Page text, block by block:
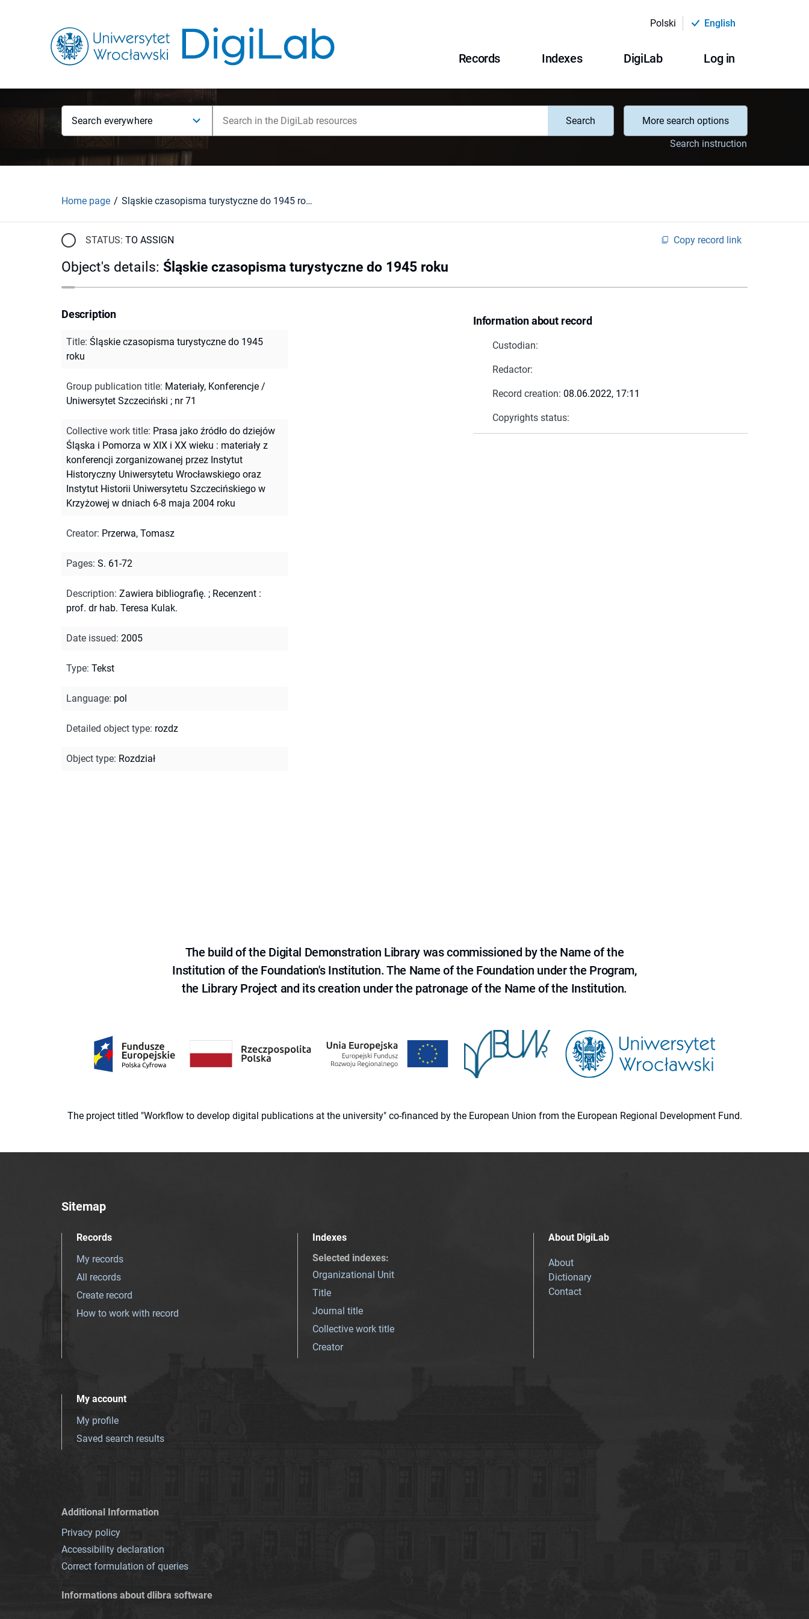
Polski English
Records Indexes DigiLab Log in
Search everywhere Search
More search options
Search instruction
Home page Śląskie czasopisma turystyczne do 1945 roku
STATUS: TO ASSIGN Copy record link
Object's details: Śląskie czasopisma turystyczne do 1945 roku
Information about record
Custodian:
Redactor:
Record creation: 08.06.2022, 17:11
Copyrights status:
Description
Title: Śląskie czasopisma turystyczne do 1945
roku
Group publication title: Materiały, Konferencje /
Uniwersytet Szczeciński ; nr 71
Collective work title: Prasa jako źródło do dziejów
Śląska i Pomorza w XIX i XX wieku : materiały z
konferencji zorganizowanej przez Instytut
Historyczny Uniwersytetu Wrocławskiego oraz
Instytut Historii Uniwersytetu Szczecińskiego w
Krzyżowej w dniach 6-8 maja 2004 roku
Creator: Przerwa, Tomasz
Pages: S. 61-72
Description: Zawiera bibliografię. ; Recenzent :
prof. dr hab. Teresa Kulak.
Date issued: 2005
Type: Tekst
Language: pol
Detailed object type: rozdz
Object type: Rozdział
The build of the Digital Demonstration Library was commissioned by the Name of the
Institution of the Foundation's Institution. The Name of the Foundation under the Program,
the Library Project and its creation under the patronage of the Name of the Institution.
The project titled "Workflow to develop digital publications at the university" co-financed by the European Union from the European Regional Development Fund.
Sitemap
Records
My records
All records
Create record
How to work with record
Indexes
Selected indexes:
Organizational Unit
Title
Journal title
Collective work title
Creator
About DigiLab
About
Dictionary
Contact
My account
My profile
Saved search results
Additional Information
Privacy policy
Accessibility declaration
Correct formulation of queries
Informations about dlibra software